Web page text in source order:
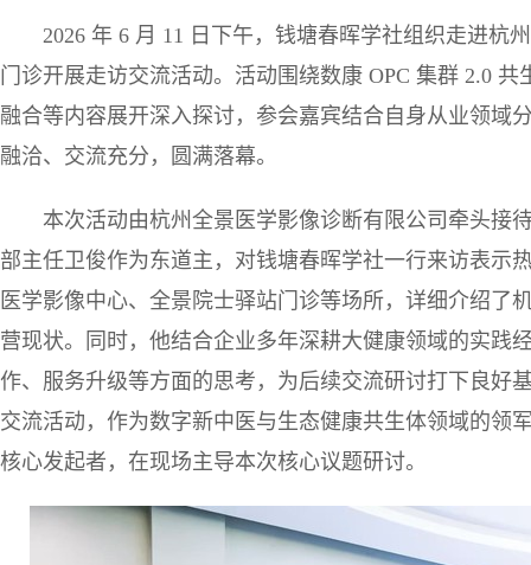
2026 年 6 月 11 日下午，钱塘春晖学社组织走进杭
门诊开展走访交流活动。活动围绕数康 OPC 集群 2.0
融合等内容展开深入探讨，参会嘉宾结合自身从业领域
融洽、交流充分，圆满落幕。
本次活动由杭州全景医学影像诊断有限公司牵头接
部主任卫俊作为东道主，对钱塘春晖学社一行来访表示
医学影像中心、全景院士驿站门诊等场所，详细介绍了
营现状。同时，他结合企业多年深耕大健康领域的实践
作、服务升级等方面的思考，为后续交流研讨打下良好
交流活动，作为数字新中医与生态健康共生体领域的领
核心发起者，在现场主导本次核心议题研讨。